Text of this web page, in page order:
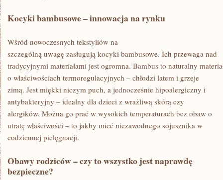
Kocyki bambusowe – innowacja na rynku
Wśród nowoczesnych tekstyliów na
szczególną uwagę zasługują kocyki bambusowe. Ich przewaga nad
tradycyjnymi materiałami jest ogromna. Bambus to naturalny
o właściwościach termoregulacyjnych – chłodzi latem i grzeje
zimą. Jest miękki niczym puch, a jednocześnie hipoalergiczny i
antybakteryjny – idealny dla dzieci z wrażliwą skórą czy
alergików. Można go prać w wysokich temperaturach bez obaw o
utratę właściwości – to jakby mieć niezawodnego sojusznika w
codziennej pielęgnacji.
Obawy rodziców – czy to wszystko jest naprawdę
bezpieczne?